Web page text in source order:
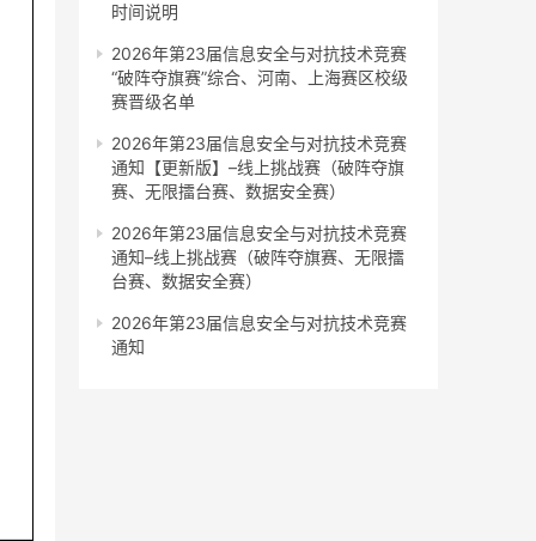
时间说明
2026年第23届信息安全与对抗技术竞赛
“破阵夺旗赛”综合、河南、上海赛区校级
赛晋级名单
2026年第23届信息安全与对抗技术竞赛
通知【更新版】–线上挑战赛（破阵夺旗
赛、无限擂台赛、数据安全赛）
2026年第23届信息安全与对抗技术竞赛
通知–线上挑战赛（破阵夺旗赛、无限擂
台赛、数据安全赛）
2026年第23届信息安全与对抗技术竞赛
通知